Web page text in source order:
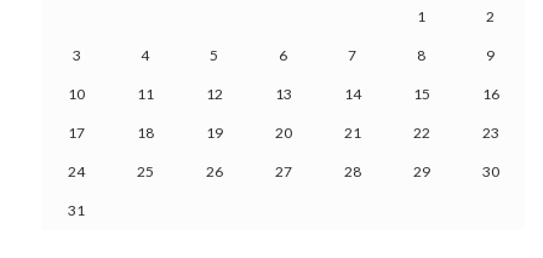
1 2
3 4 5 6 7 8 9
10 11 12 13 14 15 16
17 18 19 20 21 22 23
24 25 26 27 28 29 30
31